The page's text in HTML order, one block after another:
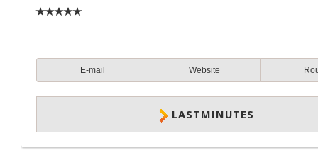
E-mail Website
LASTMINUTES